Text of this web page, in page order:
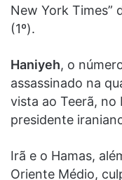
New York Times”
(1º).
Haniyeh, o
assassinado na
vista ao Teerã, no
presidente
Irã e o Hamas,
Oriente Médio,